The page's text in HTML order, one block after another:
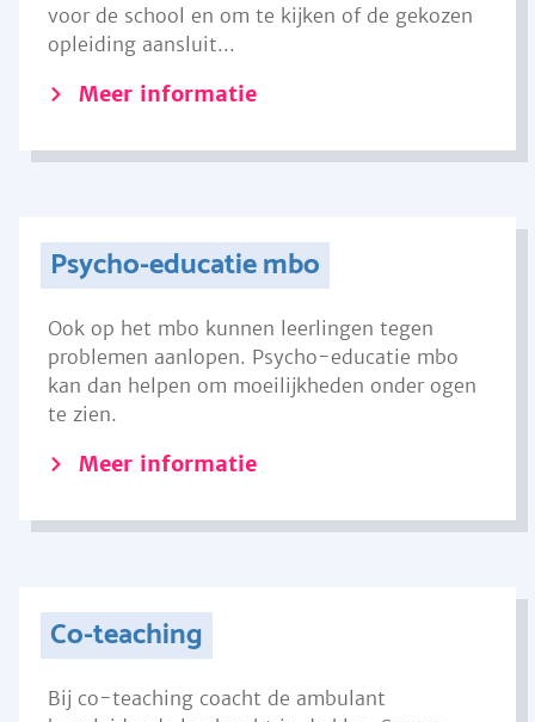
voor de school en om te kijken of de gekozen
opleiding aansluit...
Meer informatie
Psycho-educatie mbo
Ook op het mbo kunnen leerlingen tegen
problemen aanlopen. Psycho-educatie mbo
kan dan helpen om moeilijkheden onder ogen
te zien.
Meer informatie
Co-teaching
Bij co-teaching coacht de ambulant